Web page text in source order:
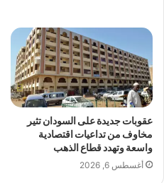
عقوبات جديدة على السودان تثير
مخاوف من تداعيات اقتصادية
واسعة وتهدد قطاع الذهب
أغسطس 6, 2026